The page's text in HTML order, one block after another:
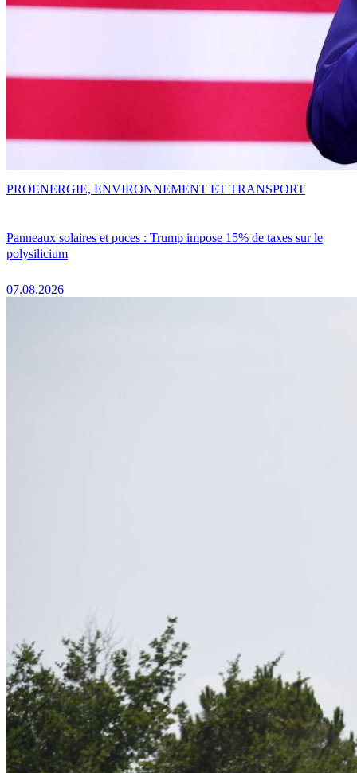
Panneaux solaires et puces : Trump impose 15% de taxes sur le
polysilicium
07.08.2026
PROENERGIE, ENVIRONNEMENT ET TRANSPORT